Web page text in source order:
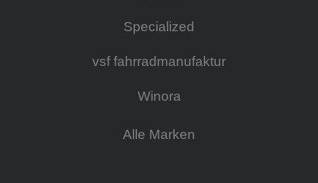
Specialized
vsf fahrradmanufaktur
Winora
Alle Marken